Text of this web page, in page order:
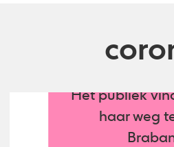
Het publiek
haar weg